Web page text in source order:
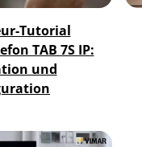
Tutorial
TAB 7S IP:
und